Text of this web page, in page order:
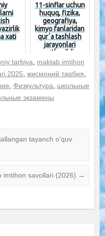
xati
11-sinflar uchun
huquq, fizika,
geografiya,
kimyo fanlaridan
qurʼa tashlash
jarayonlari
oʻtkazildi
tarbiya
maktab imtihon
2025 жисмоний тарбия
Физкультура
школьные
экзамены
tayanch o‘quv
imtihon savollari (2026) →